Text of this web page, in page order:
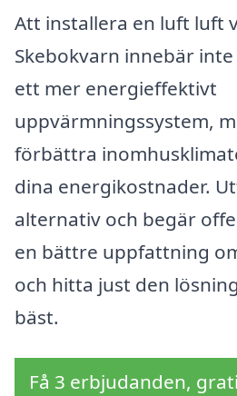
Att installera en luft luft
Skebokvarn innebär
ett mer energieffektivt
uppvärmningssystem,
förbättra
dina energikostnader.
alternativ och begär
en bättre uppfattning
och hitta just den
bäst.
Få 3 erbjudanden,